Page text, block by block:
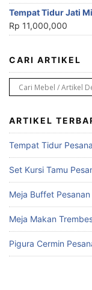
Tempat Tidur Jati
Rp 11,000,000
CARI ARTIKEL
ARTIKEL
Tempat Tidur
Set Kursi Tamu
Meja Buffet
Meja Makan
Pigura Cermin